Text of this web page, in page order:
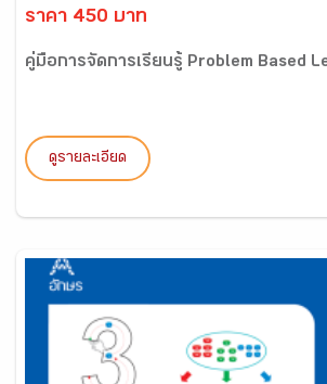
ราคา 450 บาท
คู่มือการจัดการเรียนรู้ Problem Based
ดูรายละเอียด